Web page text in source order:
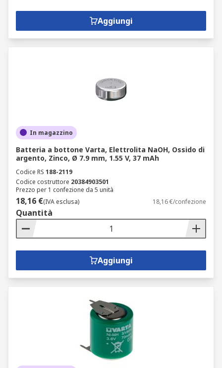
Aggiungi
In magazzino
Batteria a bottone Varta, Elettrolita NaOH, Ossido di
argento, Zinco, Ø 7.9 mm, 1.55 V, 37 mAh
Codice RS 188-2119
Codice costruttore 20384903501
Prezzo per 1 confezione da 5 unità
18,16 €(IVA esclusa) 18,16 €/confezione
Quantità
Aggiungi